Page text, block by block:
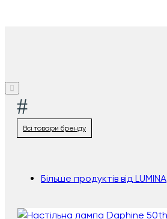
#
Всі товари бренду
Більше продуктів від LUMINA